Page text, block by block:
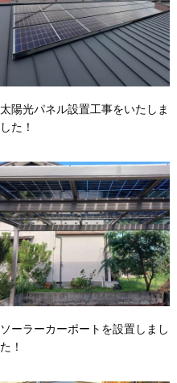
太陽光パネル設置工事をいたしま
した！
ソーラーカーポートを設置しまし
た！